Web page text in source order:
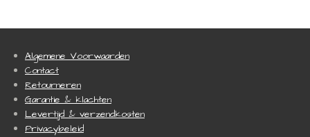
Algemene Voorwaarden
Contact
Retourneren
Garantie & klachten
Levertijd & verzendkosten
Privacybeleid